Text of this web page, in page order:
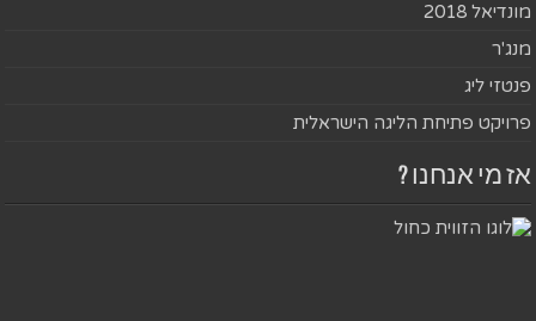
מונדיאל 2018
מנג'ר
פנטזי ליג
פרויקט פתיחת הליגה הישראלית
אז מי אנחנו ?